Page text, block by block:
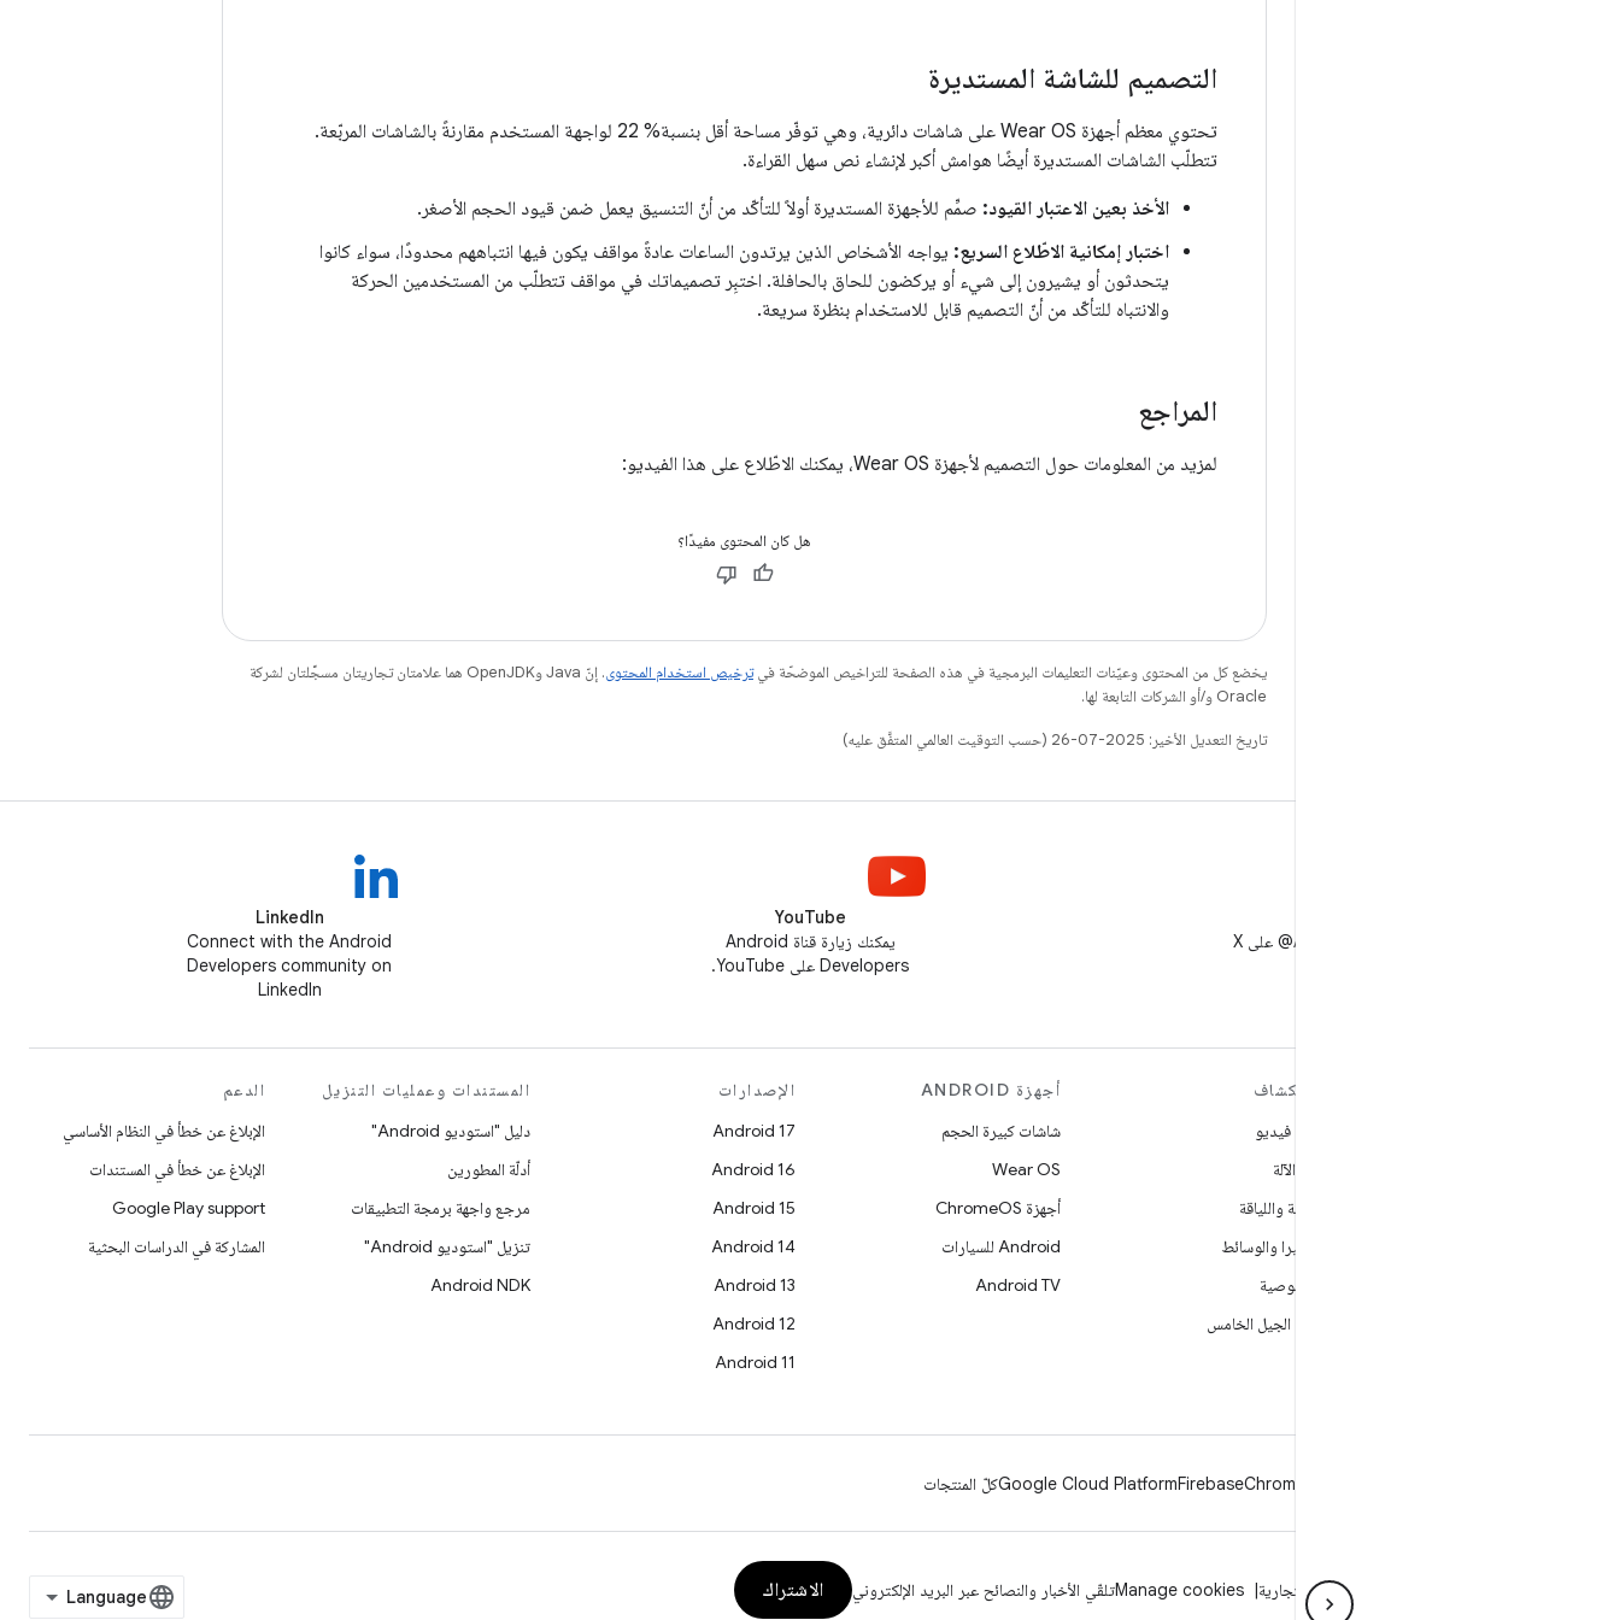
التصميم للشاشة المستديرة
تحتوي معظم أجهزة Wear OS على شاشات دائرية، وهي توفّر مساحة أقل بنسبة% 22 لواجهة المستخدم مقارنةً بالشاشات المربّعة.
تتطلّب الشاشات المستديرة أيضًا هوامش أكبر لإنشاء نص سهل القراءة.
الأخذ بعين الاعتبار القيود: صمِّم للأجهزة المستديرة أولاً للتأكّد من أنّ التنسيق يعمل ضمن قيود الحجم الأصغر.
اختبار إمكانية الاطّلاع السريع: يواجه الأشخاص الذين يرتدون الساعات عادةً مواقف يكون فيها انتباههم محدودًا، سواء كانوا
يتحدثون أو يشيرون إلى شيء أو يركضون للحاق بالحافلة. اختبِر تصميماتك في مواقف تتطلّب من المستخدمين الحركة
والانتباه للتأكّد من أنّ التصميم قابل للاستخدام بنظرة سريعة.
المراجع
لمزيد من المعلومات حول التصميم لأجهزة Wear OS، يمكنك الاطّلاع على هذا الفيديو:
هل كان المحتوى مفيدًا؟
يخضع كل من المحتوى وعيّنات التعليمات البرمجية في هذه الصفحة للتراخيص الموضحّة فيترخيص استخدام المحتوى
. إنّ Java وOpenJDK هما علامتان تجاريتان مسجَّلتان لشركة
Oracle و/أو الشركات التابعة لها.
تاريخ التعديل الأخير: 2025-07-26 (حسب التوقيت العالمي المتفَّق عليه)
YouTube
يمكنك زيارة قناة Android
Developers على YouTube.
LinkedIn
Connect with the Android
Developers community on
LinkedIn
استكشاف
ألعاب فيديو
تعلُم الآلة
الصحة واللياقة
الكاميرا والوسائط
الخصوصية
شبكة الجيل الخامس
أجهزة ANDROID
شاشات كبيرة الحجم
Wear OS
أجهزة ChromeOS
Android للسيارات
Android TV
الإصدارات
Android 17
Android 16
Android 15
Android 14
Android 13
Android 12
Android 11
المستندات وعمليات التنزيل
دليل "استوديو Android"
أدلّة المطورين
مرجع واجهة برمجة التطبيقات
تنزيل "استوديو Android"
Android NDK
الدعم
الإبلاغ عن خطأ في النظام الأساسي
الإبلاغ عن خطأ في المستندات
Google Play support
المشاركة في الدراسات البحثية
Chrome
Firebase
Google Cloud Platformكلّ المنتجات
إرشادات حول العلامة التجارية Manage cookiesتلقّي الأخبار والنصائح عبر البريد الإلكتروني الاشتراك